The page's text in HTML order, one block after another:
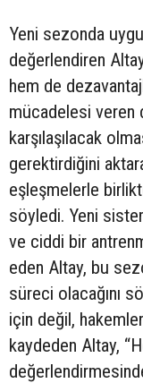
Yeni sezonda
değerlendiren
hem de
mücadelesi veren
karşılaşılacak
gerektirdiğini
eşleşmelerle
söyledi. Yeni
ve ciddi bir
eden Altay, bu
süreci olacağını
için değil,
kaydeden Altay,